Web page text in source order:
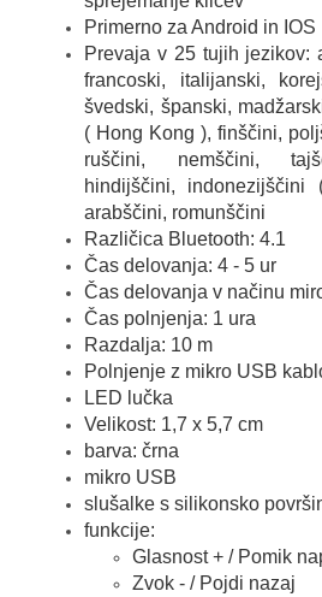
Primerno za Android in IOS
Prevaja v 25 tujih jezikov:
francoski, italijanski,
švedski, španski,
( Hong Kong ), finščini,
ruščini, nemščini,
hindijščini, indonezijščini
arabščini, romunščini
Različica Bluetooth: 4.1
Čas delovanja: 4 - 5 ur
Čas delovanja v načinu
Čas polnjenja: 1 ura
Razdalja: 10 m
Polnjenje z mikro USB
LED lučka
Velikost: 1,7 x 5,7 cm
barva: črna
mikro USB
slušalke s silikonsko
funkcije:
Glasnost + / Pomik
Zvok - / Pojdi nazaj